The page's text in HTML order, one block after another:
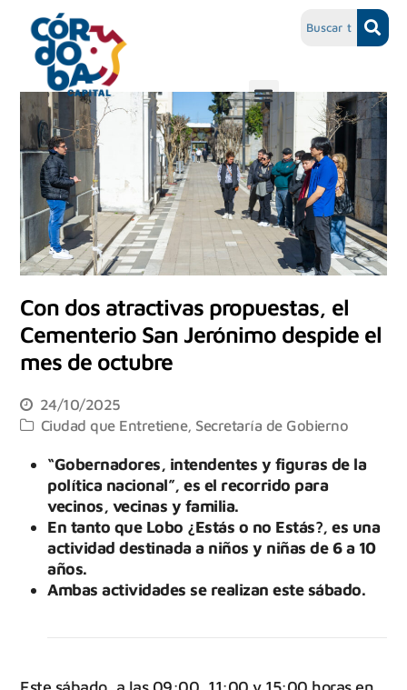
Con dos atractivas propuestas, el
Cementerio San Jerónimo despide el
mes de octubre
24/10/2025
Ciudad que Entretiene, Secretaría de Gobierno
“Gobernadores, intendentes y figuras de la
política nacional”, es el recorrido para
vecinos, vecinas y familia.
En tanto que Lobo ¿Estás o no Estás?, es una
actividad destinada a niños y niñas de 6 a 10
años.
Ambas actividades se realizan este sábado.